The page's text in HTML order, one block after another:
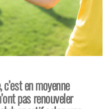
en moyenne
pas renouveler